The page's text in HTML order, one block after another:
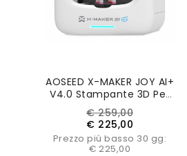
AOSEED X-MAKER JOY AI+
V4.0 Stampante 3D Per
Bambini, Volume Di
Costruzione 120x120x120
Mm, Temperatura Ugello
260℃ - Bianco
Prezzo
base
€ 259,00Prezzo
€ 225,00
Prezzo più basso 30 gg:
€ 225,00